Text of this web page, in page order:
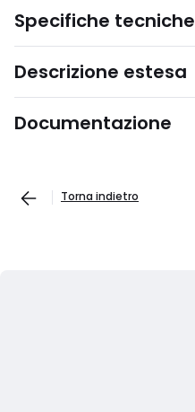
Specifiche tecniche
Descrizione estesa
Documentazione
Torna indietro